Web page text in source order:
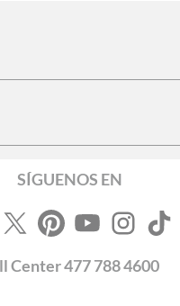
SÍGUENOS EN
Center477 788 4600